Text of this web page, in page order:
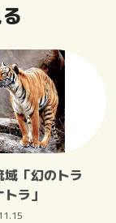
域「幻のトラ
ラ」